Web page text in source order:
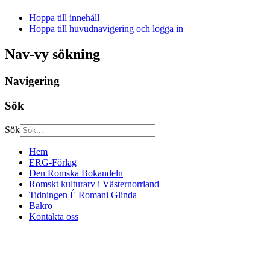
Hoppa till innehåll
Hoppa till huvudnavigering och logga in
Nav-vy sökning
Navigering
Sök
Sök
Hem
ERG-Förlag
Den Romska Bokandeln
Romskt kulturarv i Västernorrland
Tidningen É Romani Glinda
Bakro
Kontakta oss